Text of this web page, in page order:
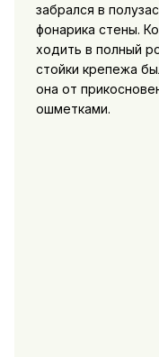
забрался в
фонарика стены.
ходить в полный
стойки крепежа
она от
ошметками.